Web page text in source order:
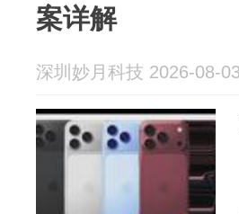
案详解
深圳妙月科技 2026-08-03